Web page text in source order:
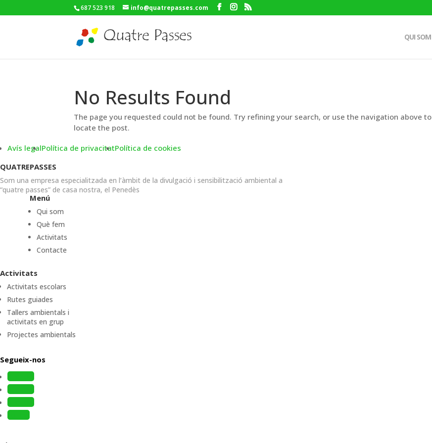
687 523 918 info@quatrepasses.com
QUI SOM
No Results Found
The page you requested could not be found. Try refining your search, or use the navigation above to
locate the post.
Avís legalPolítica de privacitatPolítica de cookies
QUATREPASSES
Som una empresa especialitzada en l’àmbit de la divulgació i sensibilització ambiental a
“quatre passes” de casa nostra, el Penedès
Menú
Qui som
Què fem
Activitats
Contacte
Activitats
Activitats escolars
Rutes guiades
Tallers ambientals i
activitats en grup
Projectes ambientals
Segueix-nos
Follow
Follow
Follow
Follow